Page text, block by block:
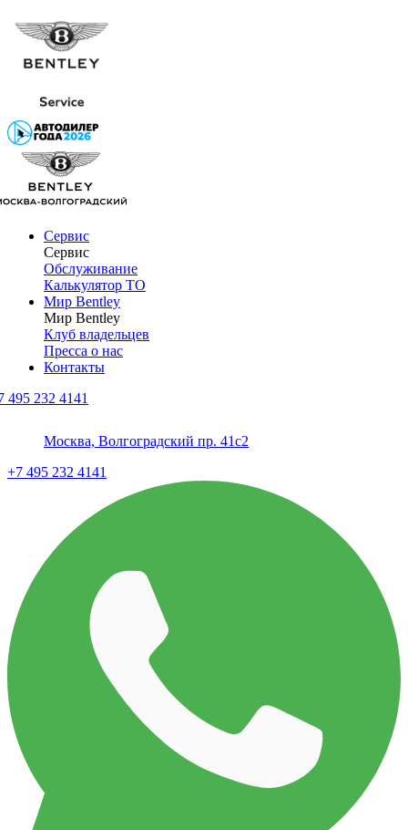
Сервис
Сервис
Обслуживание
Калькулятор ТО
Мир Bentley
Мир Bentley
Клуб владельцев
Пресса о нас
Контакты
495 232 4141
Москва, Волгоградский пр. 41с2
+7 495 232 4141